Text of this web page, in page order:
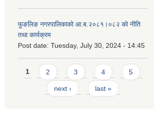
फुङलिङ नगरपालिकाको आ.ब.२०८१।०८२ को नीति
तथा कार्यक्रम
Post date: Tuesday, July 30, 2024 - 14:45
Pages
1 2 3 4 5
next › last »